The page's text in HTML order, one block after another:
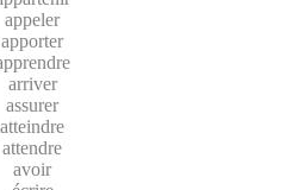
appeler
apporter
arriver
assurer
atteindre
attendre
avoir